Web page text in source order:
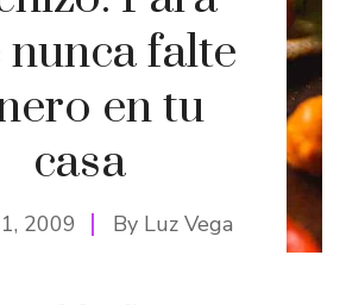
nunca falte
en tu
casa
2009 By Luz Vega